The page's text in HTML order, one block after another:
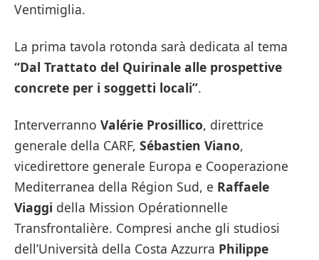
Ventimiglia.
La prima tavola rotonda sarà dedicata al tema
“Dal Trattato del Quirinale alle prospettive
concrete per i soggetti locali”.
Interverranno Valérie Prosillico, direttrice
generale della CARF, Sébastien Viano,
vicedirettore generale Europa e Cooperazione
Mediterranea della Région Sud, e Raffaele
Viaggi della Mission Opérationnelle
Transfrontalière. Compresi anche gli studiosi
dell’Università della Costa Azzurra Philippe